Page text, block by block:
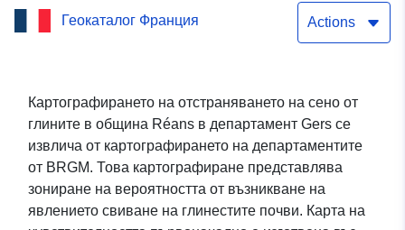
Геокаталог Франция Actions
Картографирането на отстраняването на сено от
глините в община Réans в департамент Gers се
извлича от картографирането на департаментите
от BRGM. Това картографиране представлява
зониране на вероятността от възникване на
явлението свиване на глинестите почви. Карта на